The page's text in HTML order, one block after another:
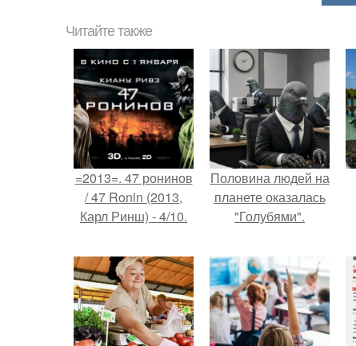
Читайте также
=2013=. 47 ронинов
/ 47 Ronin (2013,
Карл Ринш) - 4/10.
Половина людей на
планете оказалась
"Голубями".